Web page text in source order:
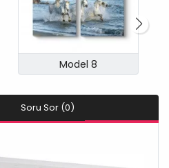
Model 8
Soru Sor (0)